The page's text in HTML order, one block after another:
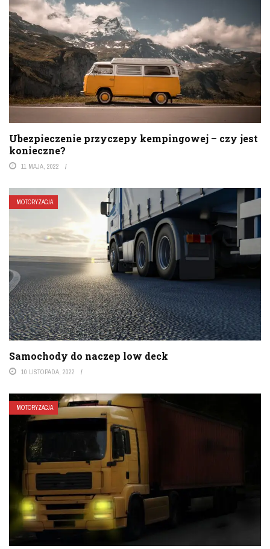
Ubezpieczenie przyczepy kempingowej – czy jest
konieczne?
11 MAJA, 2022
MOTORYZACJA
Samochody do naczep low deck
10 LISTOPADA, 2022
MOTORYZACJA